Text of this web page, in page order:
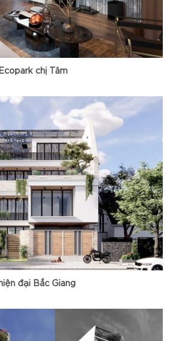
chị Tâm
đại Bắc Giang